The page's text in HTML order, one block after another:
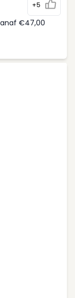
+5
€47,00